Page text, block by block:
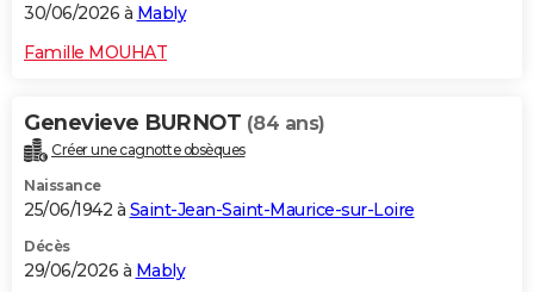
30/06/2026 à Mably
Famille MOUHAT
Genevieve BURNOT (84 ans)
Créer une cagnotte obsèques
Naissance
25/06/1942 à Saint-Jean-Saint-Maurice-sur-Loire
Décès
29/06/2026 à Mably